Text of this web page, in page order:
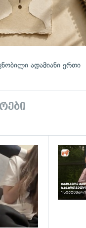
ადამიანი ერთი
გადახედვა